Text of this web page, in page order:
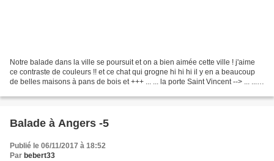
Notre balade dans la ville se poursuit et on a bien aimée cette ville ! j'aime
ce contraste de couleurs !! et ce chat qui grogne hi hi hi il y en a beaucoup
de belles maisons à pans de bois et +++ ... ... la porte Saint Vincent --> ... ...
Balade à Angers -5
Publié le 06/11/2017 à 18:52
Par bebert33